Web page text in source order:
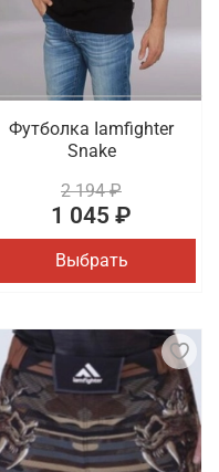
Футболка Iamfighter
Snake
2 194 ₽
1 045 ₽
Выбрать